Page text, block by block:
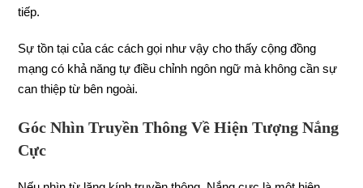
tiếp.
Sự tồn tại của các cách gọi như vậy cho thấy cộng đồng
mạng có khả năng tự điều chỉnh ngôn ngữ mà không cần sự
can thiệp từ bên ngoài.
Góc Nhìn Truyền Thông Về Hiện Tượng Nắng
Cực